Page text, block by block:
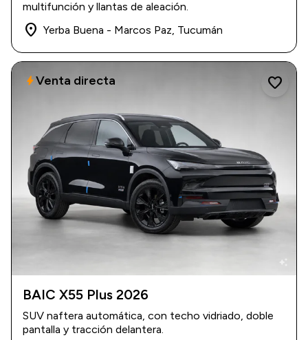
USD 26.800
multifunción y llantas de aleación.
place Yerba Buena - Marcos Paz, Tucumán
auto_awesome
2026 0 km
USD 43.700
BAIC X55 Plus 2026
SUV naftera automática, con techo vidriado, doble
pantalla y tracción delantera.
favorite
boltVenta directa